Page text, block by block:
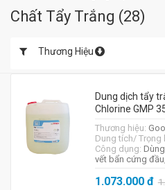
Chất Tẩy Trắng (28)
Thương Hiệu
Dung dịch tẩy
Chlorine GMP
Thương hiệu:
Dung tích/ Trọng
Công dụng:
vết bẩn cứng
1.073.000đ